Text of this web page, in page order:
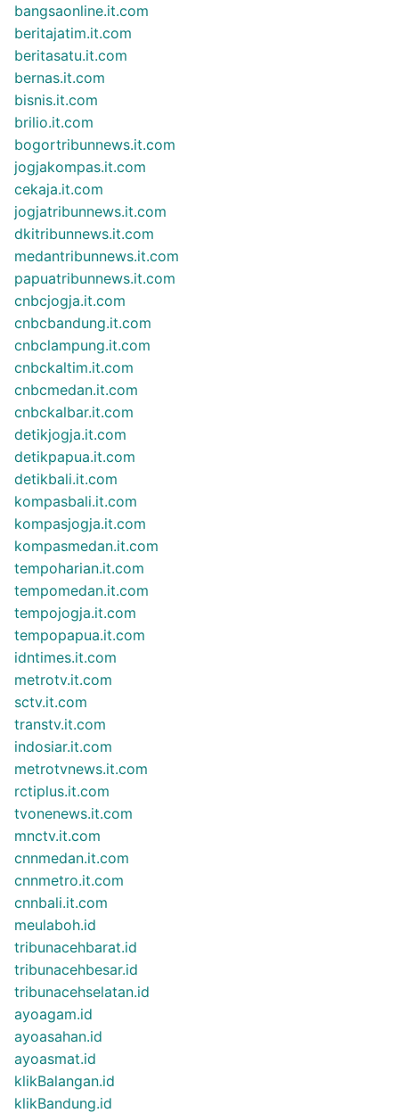
bangsaonline.it.com
beritajatim.it.com
beritasatu.it.com
bernas.it.com
bisnis.it.com
brilio.it.com
bogortribunnews.it.com
jogjakompas.it.com
cekaja.it.com
jogjatribunnews.it.com
dkitribunnews.it.com
medantribunnews.it.com
papuatribunnews.it.com
cnbcjogja.it.com
cnbcbandung.it.com
cnbclampung.it.com
cnbckaltim.it.com
cnbcmedan.it.com
cnbckalbar.it.com
detikjogja.it.com
detikpapua.it.com
detikbali.it.com
kompasbali.it.com
kompasjogja.it.com
kompasmedan.it.com
tempoharian.it.com
tempomedan.it.com
tempojogja.it.com
tempopapua.it.com
idntimes.it.com
metrotv.it.com
sctv.it.com
transtv.it.com
indosiar.it.com
metrotvnews.it.com
rctiplus.it.com
tvonenews.it.com
mnctv.it.com
cnnmedan.it.com
cnnmetro.it.com
cnnbali.it.com
meulaboh.id
tribunacehbarat.id
tribunacehbesar.id
tribunacehselatan.id
ayoagam.id
ayoasahan.id
ayoasmat.id
klikBalangan.id
klikBandung.id